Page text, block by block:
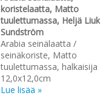
koristelaatta, Matto
tuulettumassa, Heljä
Sundström
Arabia seinälaatta /
seinäkoriste, Matto
tuulettumassa, halkaisija
12,0x12,0cm
Lue lisää »